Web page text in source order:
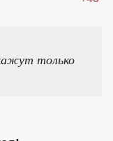
только